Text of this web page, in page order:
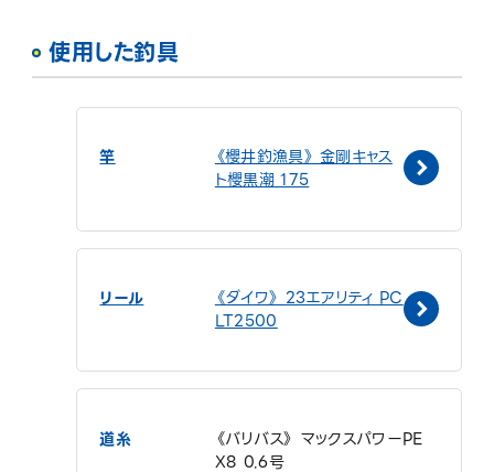
使用した釣具
竿
《櫻井釣漁具》 金剛キャス
ト櫻黒潮 175
リール
《ダイワ》 23エアリティ PC
LT2500
道糸
《バリバス》 マックスパワーPE
X8 0.6号